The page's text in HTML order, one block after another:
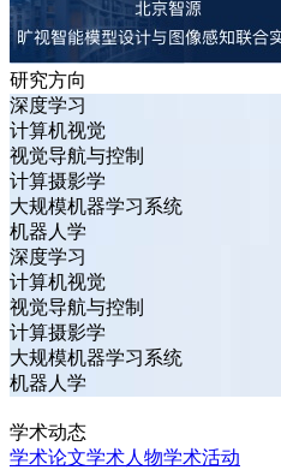
研究方向
深度学习
计算机视觉
视觉导航与控制
计算摄影学
大规模机器学习系统
机器人学
深度学习
计算机视觉
视觉导航与控制
计算摄影学
大规模机器学习系统
机器人学
学术动态
学术论文学术人物学术活动